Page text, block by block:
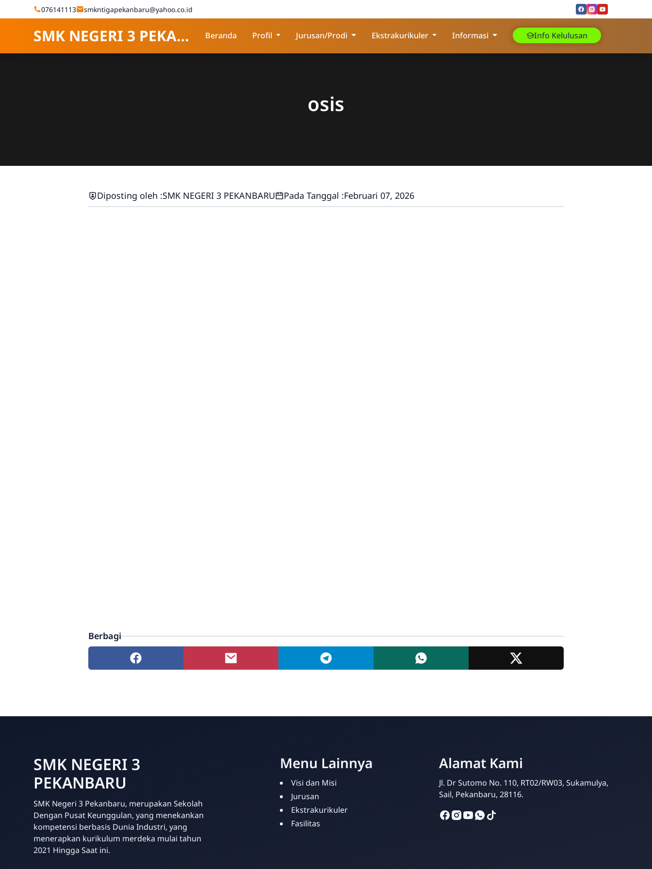
Skip to Content076141113 smkntigapekanbaru@yahoo.co.id
SMK NEGERI 3 PEKANBARU Beranda Profil Jurusan/Prodi Ekstrakurikuler Informasi Info Kelulusan
osis
Diposting oleh :SMK NEGERI 3 PEKANBARU Pada Tanggal :Februari 07, 2026
Berbagi
SMK NEGERI 3
PEKANBARU
SMK Negeri 3 Pekanbaru, merupakan Sekolah
Dengan Pusat Keunggulan, yang menekankan
kompetensi berbasis Dunia Industri, yang
menerapkan kurikulum merdeka mulai tahun
2021 Hingga Saat ini.
Menu Lainnya
Visi dan Misi
Jurusan
Ekstrakurikuler
Fasilitas
Alamat Kami
Jl. Dr Sutomo No. 110, RT02/RW03, Sukamulya,
Sail, Pekanbaru, 28116.